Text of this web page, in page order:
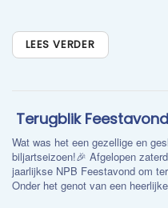
LEES VERDER
Terugblik
Wat was het een gezellige en
biljartseizoen!🎉 Afgelopen
jaarlijkse NPB Feestavond om
Onder het genot van een